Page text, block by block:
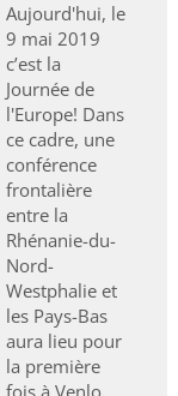
Aujourd'hui, le
9 mai 2019
c’est la
Journée de
l'Europe! Dans
ce cadre, une
conférence
frontalière
entre la
Rhénanie-du-
Nord-
Westphalie et
les Pays-Bas
aura lieu pour
la première